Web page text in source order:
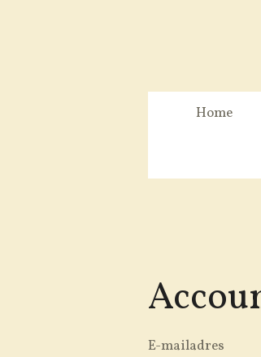
Home
E-mailadres